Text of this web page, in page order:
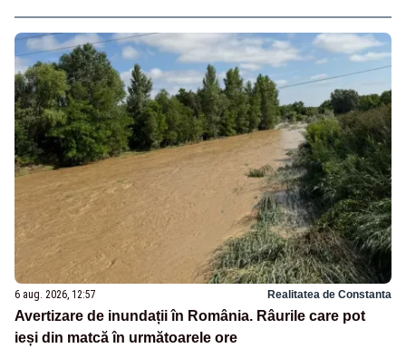
6 aug. 2026, 12:57 Realitatea de Constanta
Avertizare de inundații în România. Râurile care pot
ieși din matcă în următoarele ore